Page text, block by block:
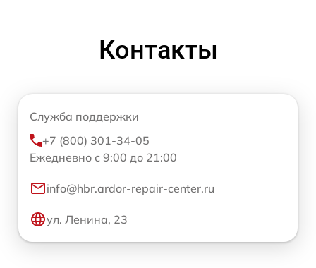
Контакты
Служба поддержки
+7 (800) 301-34-05
Ежедневно с 9:00 до 21:00
info@hbr.ardor-repair-center.ru
ул. Ленина, 23